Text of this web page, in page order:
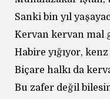
Sanki bin yıl
Kervan kervan mal
Habire yığıyor,
Biçare halkı da
Bu zafer değil